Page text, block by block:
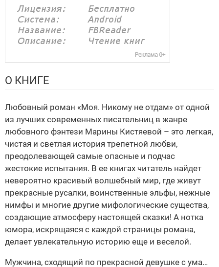
О КНИГЕ
Любовный роман «Моя. Никому не отдам» от одной
из лучших современных писательниц в жанре
любовного фэнтези Марины Кистяевой – это легкая,
чистая и светлая история трепетной любви,
преодолевающей самые опасные и подчас
жестокие испытания. В ее книгах читатель найдет
невероятно красивый волшебный мир, где живут
прекрасные русалки, воинственные эльфы, нежные
нимфы и многие другие мифологические существа,
создающие атмосферу настоящей сказки! А нотка
юмора, искрящаяся с каждой страницы романа,
делает увлекательную историю еще и веселой.
Мужчина, сходящий по прекрасной девушке с ума…